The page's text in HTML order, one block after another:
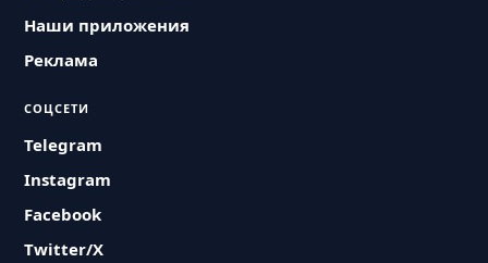
Наши приложения
Реклама
СОЦСЕТИ
Telegram
Instagram
Facebook
Twitter/X